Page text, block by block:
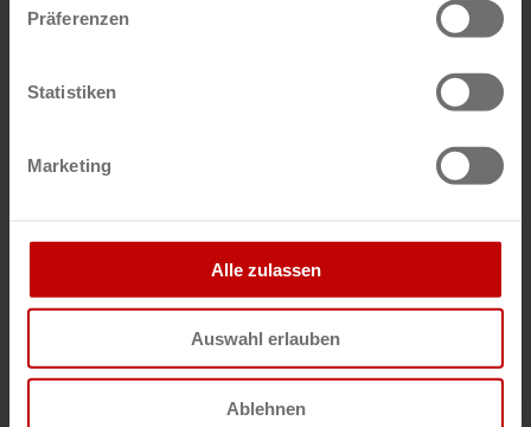
Präferenzen
Statistiken
Marketing
Alle zulassen
Auswahl erlauben
Ablehnen
Knorr-Bremse